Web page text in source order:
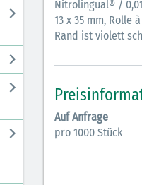
Nitrolingual® /
13 x 35 mm, Rolle
Rand ist violett
Auf Anfrage
pro 1000 Stück